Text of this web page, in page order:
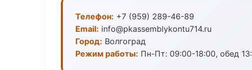
Телефон: +7 (959) 289-46-89
Email: info@pkassemblykontu714.ru
Город: Волгоград
Режим работы: Пн-Пт: 09:00-18:00, обед